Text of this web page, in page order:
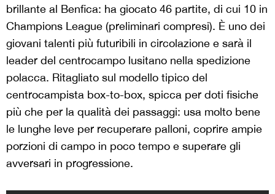
brillante al Benfica: ha giocato 46 partite, di cui 10 in
Champions League (preliminari compresi). È uno dei
giovani talenti più futuribili in circolazione e sarà il
leader del centrocampo lusitano nella spedizione
polacca. Ritagliato sul modello tipico del
centrocampista box-to-box, spicca per doti fisiche
più che per la qualità dei passaggi: usa molto bene
le lunghe leve per recuperare palloni, coprire ampie
porzioni di campo in poco tempo e superare gli
avversari in progressione.